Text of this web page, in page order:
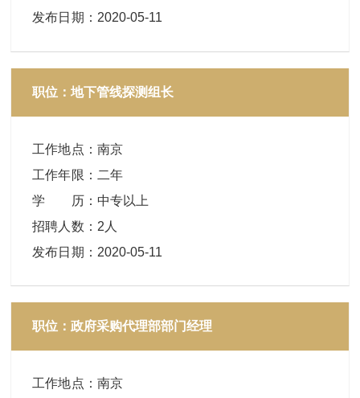
发布日期 ： 2020-05-11
职位：地下管线探测组长
工作地点 ： 南京
工作年限 ： 二年
学 历： 中专以上
招聘人数 ： 2人
发布日期 ： 2020-05-11
职位：政府采购代理部部门经理
工作地点 ： 南京